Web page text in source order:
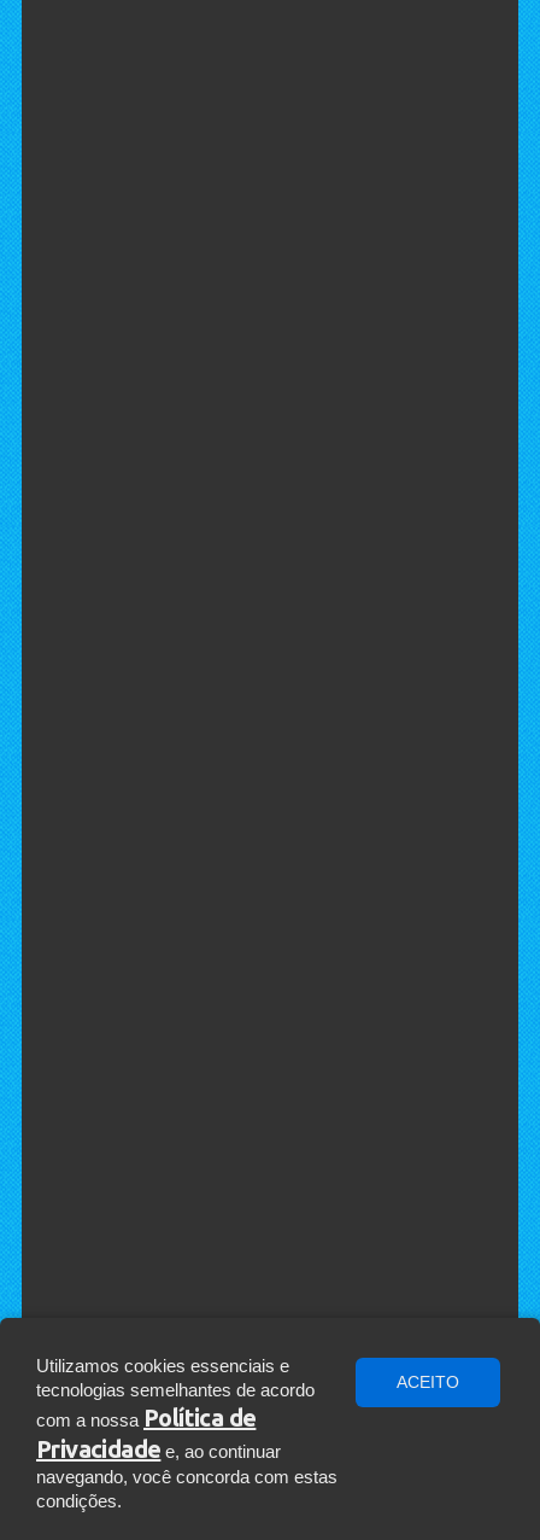
Utilizamos cookies essenciais e
tecnologias semelhantes de acordo
com a nossa Política de
Privacidade e, ao continuar
navegando, você concorda com estas
condições.
ACEITO